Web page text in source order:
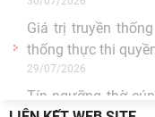
30/07/2026
Giá trị truyền
29/07/2026